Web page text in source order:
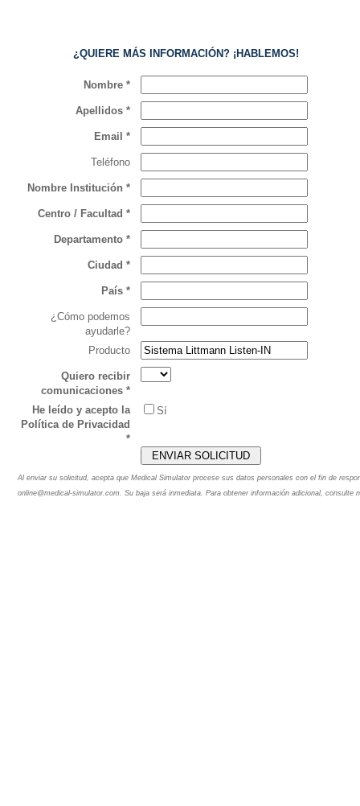
¿QUIERE MÁS INFORMACIÓN? ¡HABLEMOS!
Nombre *
Apellidos *
Email *
Teléfono
Nombre Institución *
Centro / Facultad *
Departamento *
Ciudad *
País *
¿Cómo podemos
ayudarle?
Producto
Quiero recibir
comunicaciones *
He leído y acepto la
Política de Privacidad
*
Sí
Al enviar su solicitud, acepta que Medical Simulator procese sus datos personales con el fin de
online@medical-simulator.com. Su baja será inmediata. Para obtener información adicional, consulte